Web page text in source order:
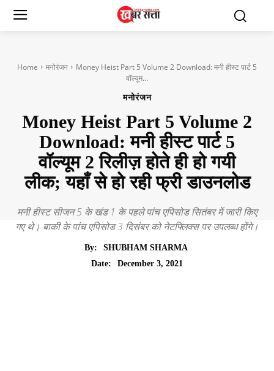
Home मनोरंजन
Money Heist Part 5 Volume 2 Download: मनी हीस्ट पार्ट 5
वॉल्यूम...
मनोरंजन
Money Heist Part 5 Volume 2
Download: मनी हीस्ट पार्ट 5
वॉल्यूम 2 ​​रिलीज़ होते ही हो गयी
लीक; यहाँ से हो रही फ्री डाउनलोड
मनी हीस्ट सीजन 5 के खंड 1 के पहले पांच एपिसोड सितंबर में जारी किए
गए थे। बाकी के पांच एपिसोड 3 दिसंबर को नेटफ्लिक्स पर उपलब्ध होंगे।
By:
SHUBHAM SHARMA
Date:
December 3, 2021